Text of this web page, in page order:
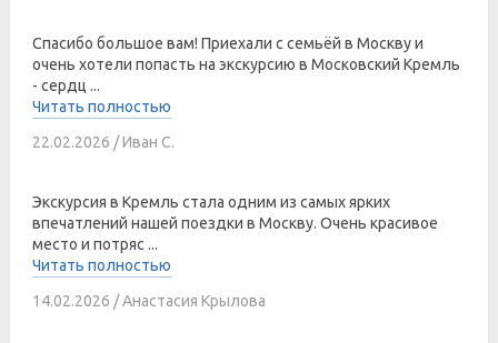
Спасибо большое вам! Приехали с семьёй в Москву и
очень хотели попасть на экскурсию в Московский Кремль
- сердц ...
Читать полностью
22.02.2026 / Иван С.
Экскурсия в Кремль стала одним из самых ярких
впечатлений нашей поездки в Москву. Очень красивое
место и потряс ...
Читать полностью
14.02.2026 / Анастасия Крылова